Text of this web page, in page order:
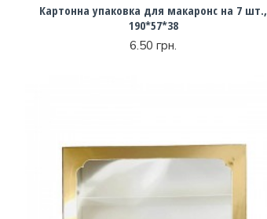
Картонна упаковка для макаронс на 7 шт.,
190*57*38
6.50 грн.